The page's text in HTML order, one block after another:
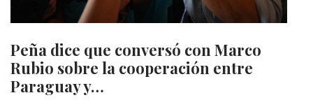
Peña dice que conversó con Marco
Rubio sobre la cooperación entre
Paraguay y…